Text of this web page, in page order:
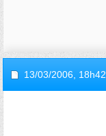
13/03/2006, 18h42